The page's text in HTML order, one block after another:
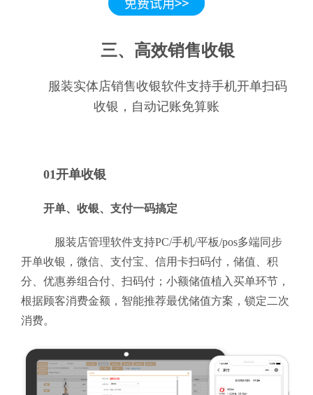
三、高效销售收银
服装实体店销售收银软件支持手机开单扫码
收银，自动记账免算账
01开单收银
开单、收银、支付一码搞定
服装店管理软件支持PC/手机/平板/pos多端同步
开单收银，微信、支付宝、信用卡扫码付，储值、积
分、优惠券组合付、扫码付；小额储值植入买单环节，
根据顾客消费金额，智能推荐最优储值方案，锁定二次
消费。